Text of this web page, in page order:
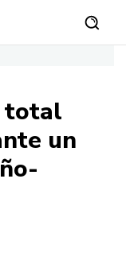
total
un